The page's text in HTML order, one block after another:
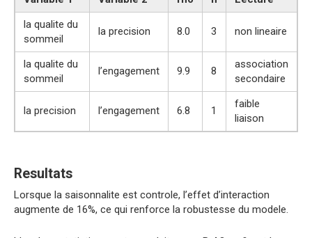
la qualite du
sommeil
la precision 8.0 3 non lineaire
la qualite du
sommeil
l’engagement 9.9 8
association
secondaire
la precision l’engagement 6.8 1
faible
liaison
Resultats
Lorsque la saisonnalite est controle, l’effet d’interaction
augmente de 16%, ce qui renforce la robustesse du modele.